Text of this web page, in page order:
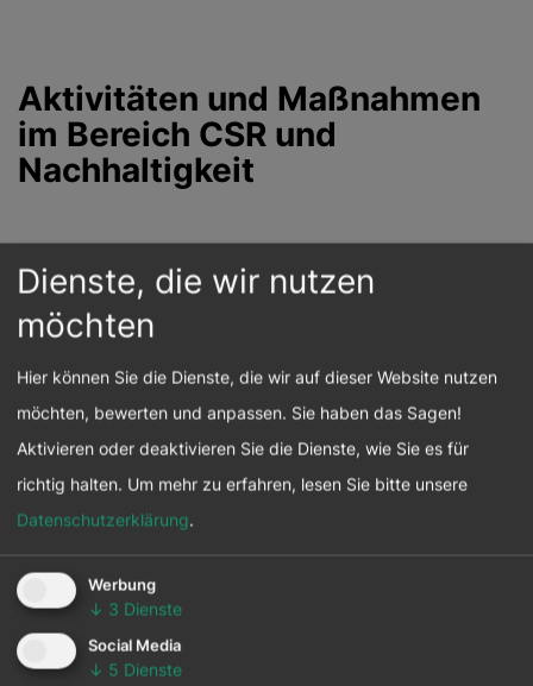
Aktivitäten und Maßnahmen
im Bereich CSR und
Nachhaltigkeit
Sämtliche swisspor-Hartschaumprodukte sind
recyklierbar und verfügen über eine
überdurchschnittliche Eignung als
Recyclingkonzept stellt den Rückfluss der
Baustellenabschnitte und der genutzten
Wertschöpfungskette sicher und die
vorsortierten, trockenen Materialien finden ihren
Weg zurück in die swisspor-Herstellerwerke. Dort
werden die Materialien aufbereitet und bilden die
Basis für hochwertige Sekundärrohstoffe zur
Herstellung von neuen Wärmedämmungen.
Dienste, die wir nutzen
möchten
Hier können Sie die Dienste, die wir auf dieser Website nutzen
möchten, bewerten und anpassen. Sie haben das Sagen!
Aktivieren oder deaktivieren Sie die Dienste, wie Sie es für
richtig halten. Um mehr zu erfahren, lesen Sie bitte unsere
Datenschutzerklärung.
Werbung
↓ 3 Dienste
Social Media
↓ 5 Dienste